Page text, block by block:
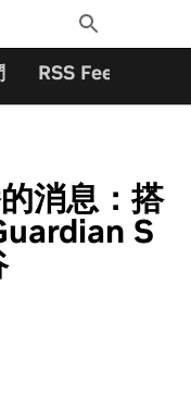
Toggle
Search
RSS Feeds
消息：搭
S